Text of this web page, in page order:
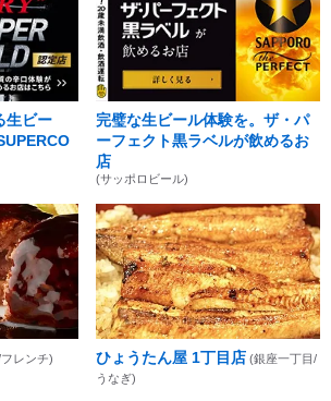
生ビー
完璧な生ビール体験を。ザ・パ
ーフェクト黒ラベルが飲めるお
店
(サッポロビール)
レンチ) ひょうたん屋 1丁目店 (銀座一丁目/
うなぎ)